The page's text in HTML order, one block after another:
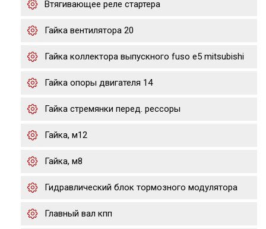
Втягивающее реле стартера
Гайка вентилятора 20
Гайка коллектора выпускного fuso e5 mitsubishi
Гайка опоры двигателя 14
Гайка стремянки перед. рессоры
Гайка, м12
Гайка, м8
Гидравлический блок тормозного модулятора
Главный вал кпп